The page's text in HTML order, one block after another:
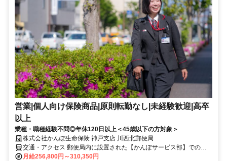
営業|個人向け保険商品|原則転勤なし|未経験歓迎|高卒
以上
業種・職種経験不問◎年休120日以上＜45歳以下の方対象＞
株式会社かんぽ生命保険 神戸支店 川西北郵便局
交通・アクセス 郵便局内に設置された【かんぽサービス部】での勤
務となります
月給256,800円～310,350円